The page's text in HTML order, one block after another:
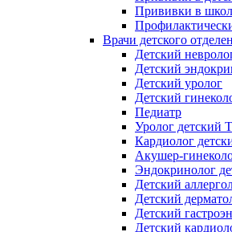
Прививки в
Врачи детского
Детский
Детский
Детский уролог
Детский
Педиатр
Уролог детский
Кардиолог
Акушер-
Эндокринолог
Детский
Детский
Детский
Детский